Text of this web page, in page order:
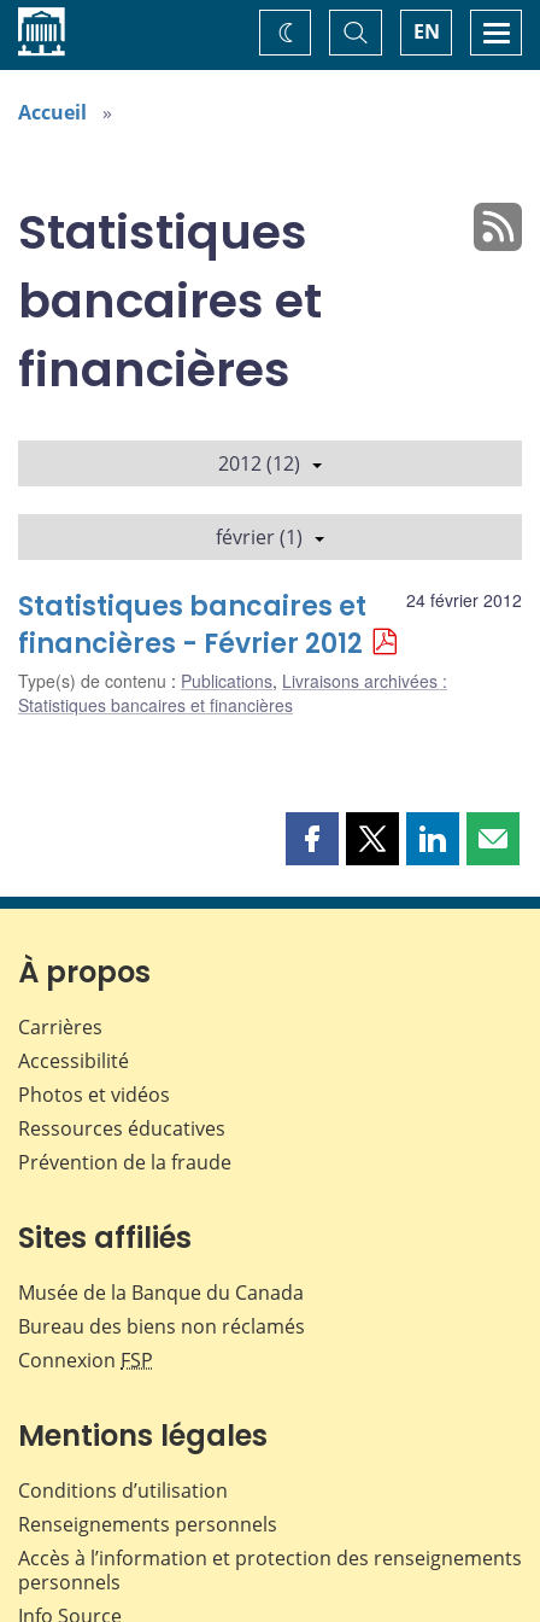
Accueil EN
Basculer
la
recherche
Changez
de
Accueil
Statistiques
bancaires et
financières
2012 (12)
février (1)
24 février 2012
Statistiques bancaires et
financières - Février 2012
Type(s) de contenu : Publications, Livraisons archivées :
Statistiques bancaires et financières
Partager
page
Partager
page
Partager
page page
À propos
Carrières
Accessibilité
Photos et vidéos
Ressources éducatives
Prévention de la fraude
Sites affiliés
Musée de la Banque du Canada
Bureau des biens non réclamés
Connexion FSP
Mentions légales
Conditions d’utilisation
Renseignements personnels
Accès à l’information et protection des renseignements
personnels
Info Source